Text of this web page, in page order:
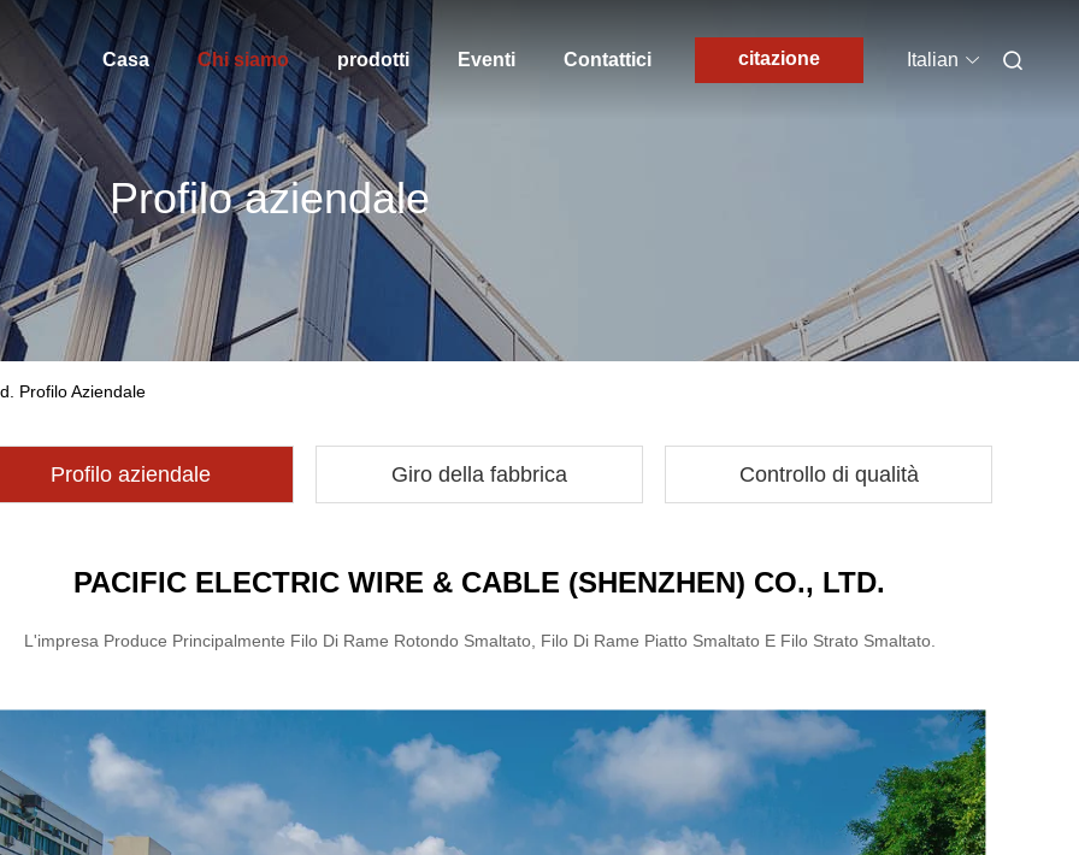
Casa Chi siamo prodotti Eventi Contattici citazione Italian
Profilo aziendale
Profilo Aziendale
Profilo aziendale Giro della fabbrica Controllo di qualità
PACIFIC ELECTRIC WIRE & CABLE (SHENZHEN) CO., LTD.
L'impresa Produce Principalmente Filo Di Rame Rotondo Smaltato, Filo Di Rame Piatto Smaltato E Filo Strato Smaltato.